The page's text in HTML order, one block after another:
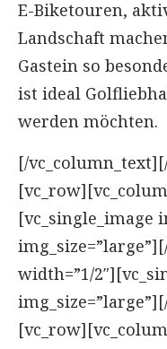
E-Biketouren,
Landschaft
Gastein so
ist ideal
werden möchten.
[/
[vc_single_image
width=”1/